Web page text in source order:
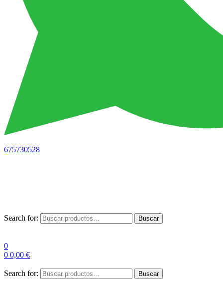
675730528
Search for: Buscar
0
0 0,00 €
Search for: Buscar